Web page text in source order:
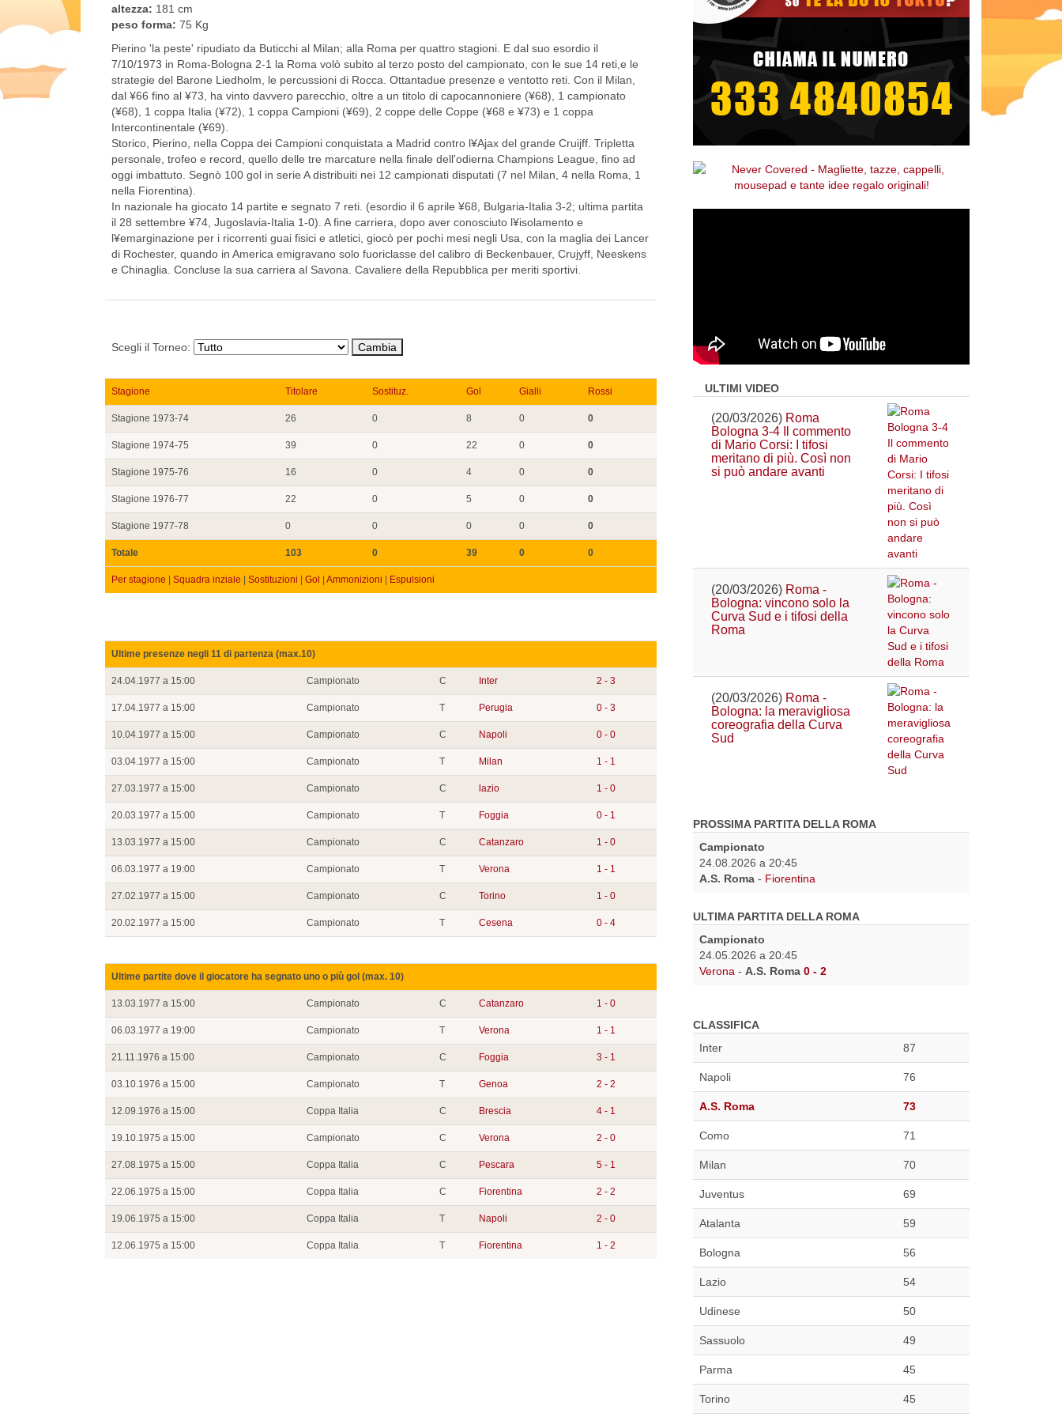
altezza: 181 cm
peso forma: 75 Kg
Pierino 'la peste' ripudiato da Buticchi al Milan; alla Roma per quattro stagioni. E dal suo esordio il
7/10/1973 in Roma-Bologna 2-1 la Roma volò subito al terzo posto del campionato, con le sue 14 reti,e le
strategie del Barone Liedholm, le percussioni di Rocca. Ottantadue presenze e ventotto reti. Con il Milan,
dal ¥66 fino al ¥73, ha vinto davvero parecchio, oltre a un titolo di capocannoniere (¥68), 1 campionato
(¥68), 1 coppa Italia (¥72), 1 coppa Campioni (¥69), 2 coppe delle Coppe (¥68 e ¥73) e 1 coppa
Intercontinentale (¥69).
Storico, Pierino, nella Coppa dei Campioni conquistata a Madrid contro l¥Ajax del grande Cruijff. Tripletta
personale, trofeo e record, quello delle tre marcature nella finale dell'odierna Champions League, fino ad
oggi imbattuto. Segnò 100 gol in serie A distribuiti nei 12 campionati disputati (7 nel Milan, 4 nella Roma, 1
nella Fiorentina).
In nazionale ha giocato 14 partite e segnato 7 reti. (esordio il 6 aprile ¥68, Bulgaria-Italia 3-2; ultima partita
il 28 settembre ¥74, Jugoslavia-Italia 1-0). A fine carriera, dopo aver conosciuto l¥isolamento e
l¥emarginazione per i ricorrenti guai fisici e atletici, giocò per pochi mesi negli Usa, con la maglia dei Lancer
di Rochester, quando in America emigravano solo fuoriclasse del calibro di Beckenbauer, Crujyff, Neeskens
e Chinaglia. Concluse la sua carriera al Savona. Cavaliere della Repubblica per meriti sportivi.
Scegli il Torneo:
Stagione Titolare Sostituz. Gol Gialli Rossi
Stagione 1973-74 26 0 8 0 0
Stagione 1974-75 39 0 22 0 0
Stagione 1975-76 16 0 4 0 0
Stagione 1976-77 22 0 5 0 0
Stagione 1977-78 0 0 0 0 0
Totale 103 0 39 0 0
Per stagione | Squadra inziale | Sostituzioni | Gol | Ammonizioni | Espulsioni
Ultime presenze negli 11 di partenza (max.10)
24.04.1977 a 15:00 Campionato C Inter 2 - 3
17.04.1977 a 15:00 Campionato T Perugia 0 - 3
10.04.1977 a 15:00 Campionato C Napoli 0 - 0
03.04.1977 a 15:00 Campionato T Milan 1 - 1
27.03.1977 a 15:00 Campionato C lazio 1 - 0
20.03.1977 a 15:00 Campionato T Foggia 0 - 1
13.03.1977 a 15:00 Campionato C Catanzaro 1 - 0
06.03.1977 a 19:00 Campionato T Verona 1 - 1
27.02.1977 a 15:00 Campionato C Torino 1 - 0
20.02.1977 a 15:00 Campionato T Cesena 0 - 4
Ultime partite dove il giocatore ha segnato uno o più gol (max. 10)
13.03.1977 a 15:00 Campionato C Catanzaro 1 - 0
06.03.1977 a 19:00 Campionato T Verona 1 - 1
21.11.1976 a 15:00 Campionato C Foggia 3 - 1
03.10.1976 a 15:00 Campionato T Genoa 2 - 2
12.09.1976 a 15:00 Coppa Italia C Brescia 4 - 1
19.10.1975 a 15:00 Campionato C Verona 2 - 0
27.08.1975 a 15:00 Coppa Italia C Pescara 5 - 1
22.06.1975 a 15:00 Coppa Italia C Fiorentina 2 - 2
19.06.1975 a 15:00 Coppa Italia T Napoli 2 - 0
12.06.1975 a 15:00 Coppa Italia T Fiorentina 1 - 2
ULTIMI VIDEO
(20/03/2026) Roma
Bologna 3-4 Il commento
di Mario Corsi: I tifosi
meritano di più. Così non
si può andare avanti
(20/03/2026) Roma -
Bologna: vincono solo la
Curva Sud e i tifosi della
Roma
(20/03/2026) Roma -
Bologna: la meravigliosa
coreografia della Curva
Sud
PROSSIMA PARTITA DELLA ROMA
Campionato
24.08.2026 a 20:45
A.S. Roma - Fiorentina
ULTIMA PARTITA DELLA ROMA
Campionato
24.05.2026 a 20:45
Verona - A.S. Roma 0 - 2
CLASSIFICA
Inter
87
Napoli 76
A.S. Roma 73
Como 71
Milan 70
Juventus 69
Atalanta 59
Bologna 56
Lazio 54
Udinese 50
Sassuolo 49
Parma 45
Torino 45